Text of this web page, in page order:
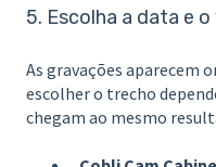
5. Escolha a data e
As gravações aparecem
escolher o trecho
chegam ao mesmo